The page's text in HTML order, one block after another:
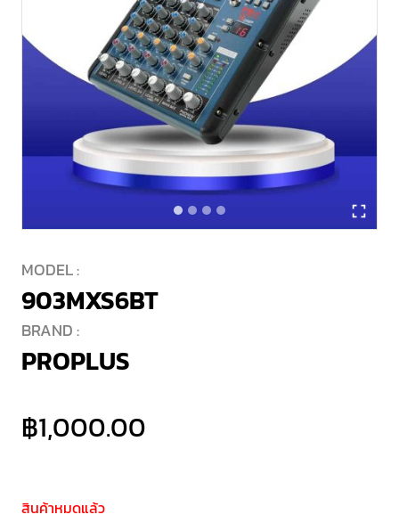
MODEL :
903MXS6BT
BRAND :
PROPLUS
฿1,000.00
สินค้าหมดแล้ว